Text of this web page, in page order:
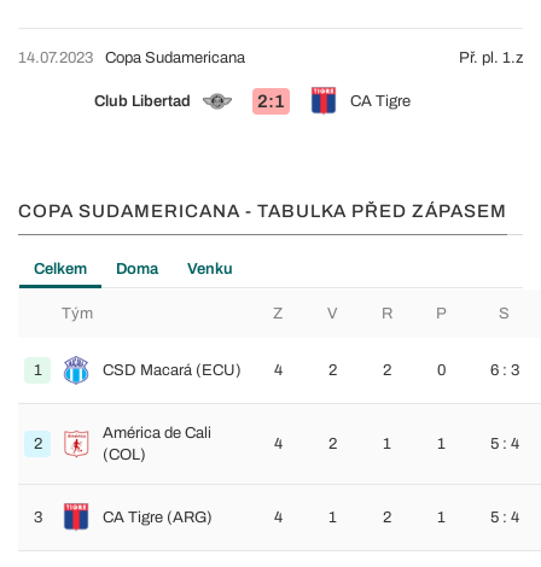
14.07.2023
Club Libertad 2:1 CA Tigre
Copa Sudamericana Př. pl. 1.z
COPA SUDAMERICANA - TABULKA PŘED ZÁPASEM
Celkem Doma Venku
Tým Z V R P S
1 CSD Macará (ECU) 4 2 2 0 6 : 3
2
América de Cali
(COL)
4 2 1 1 5 : 4
3 CA Tigre (ARG) 4 1 2 1 5 : 4